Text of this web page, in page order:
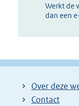
Werkt de
dan een
Over deze
Contact